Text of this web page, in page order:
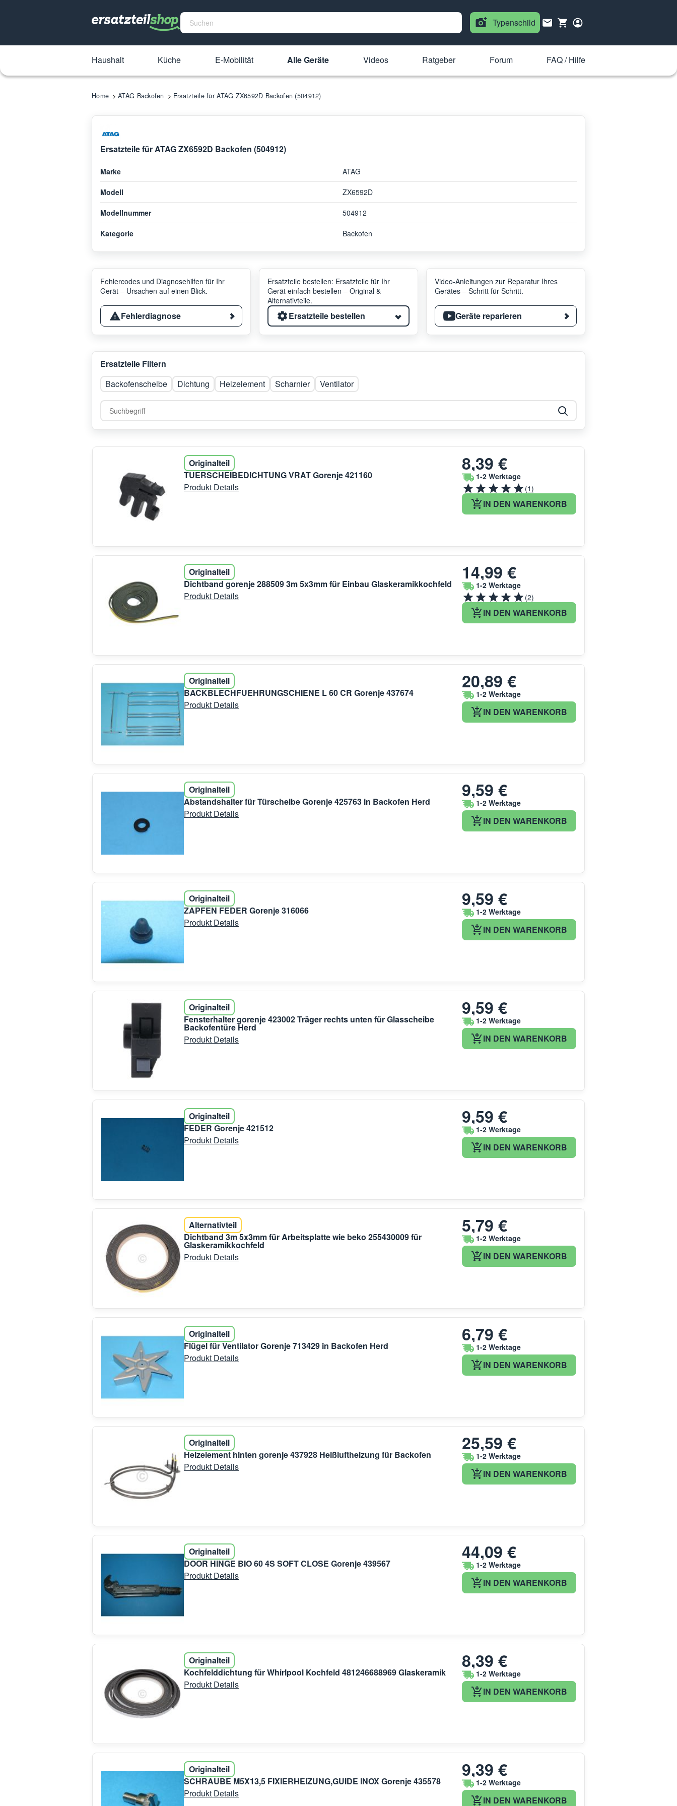
Typenschild
Haushalt Küche E-Mobilität Alle Geräte Videos Ratgeber Forum FAQ / Hilfe
Home ATAG Backofen Ersatzteile für ATAG ZX6592D Backofen (504912)
Ersatzteile für ATAG ZX6592D Backofen (504912)
Marke ATAG
Modell ZX6592D
Modellnummer 504912
Kategorie Backofen
Fehlercodes und Diagnosehilfen für Ihr
Gerät – Ursachen auf einen Blick.
Fehlerdiagnose
Ersatzteile bestellen: Ersatzteile für Ihr
Gerät einfach bestellen – Original &
Alternativteile.
Ersatzteile bestellen
Video-Anleitungen zur Reparatur Ihres
Gerätes – Schritt für Schritt.
Geräte reparieren
Ersatzteile Filtern
Backofenscheibe
Dichtung Heizelement Scharnier Ventilator
Originalteil
TUERSCHEIBEDICHTUNG VRAT Gorenje 421160
Produkt Details
8,39 €
1-2 Werktage
(1)
IN DEN WARENKORB
Originalteil
Dichtband gorenje 288509 3m 5x3mm für Einbau Glaskeramikkochfeld
Produkt Details
14,99 €
1-2 Werktage
(2)
IN DEN WARENKORB
Originalteil
BACKBLECHFUEHRUNGSCHIENE L 60 CR Gorenje 437674
Produkt Details
20,89 €
1-2 Werktage
IN DEN WARENKORB
Originalteil
Abstandshalter für Türscheibe Gorenje 425763 in Backofen Herd
Produkt Details
9,59 €
1-2 Werktage
IN DEN WARENKORB
Originalteil
ZAPFEN FEDER Gorenje 316066
Produkt Details
9,59 €
1-2 Werktage
IN DEN WARENKORB
Originalteil
Fensterhalter gorenje 423002 Träger rechts unten für Glasscheibe
Backofentüre Herd
Produkt Details
9,59 €
1-2 Werktage
IN DEN WARENKORB
Originalteil
FEDER Gorenje 421512
Produkt Details
9,59 €
1-2 Werktage
IN DEN WARENKORB
Alternativteil
Dichtband 3m 5x3mm für Arbeitsplatte wie beko 255430009 für
Glaskeramikkochfeld
Produkt Details
5,79 €
1-2 Werktage
IN DEN WARENKORB
Originalteil
Flügel für Ventilator Gorenje 713429 in Backofen Herd
Produkt Details
6,79 €
1-2 Werktage
IN DEN WARENKORB
Originalteil
Heizelement hinten gorenje 437928 Heißluftheizung für Backofen
Produkt Details
25,59 €
1-2 Werktage
IN DEN WARENKORB
Originalteil
DOOR HINGE BIO 60 4S SOFT CLOSE Gorenje 439567
Produkt Details
44,09 €
1-2 Werktage
IN DEN WARENKORB
Originalteil
Kochfelddichtung für Whirlpool Kochfeld 481246688969 Glaskeramik
Produkt Details
8,39 €
1-2 Werktage
IN DEN WARENKORB
Originalteil
SCHRAUBE M5X13,5 FIXIERHEIZUNG,GUIDE INOX Gorenje 435578
Produkt Details
9,39 €
1-2 Werktage
IN DEN WARENKORB